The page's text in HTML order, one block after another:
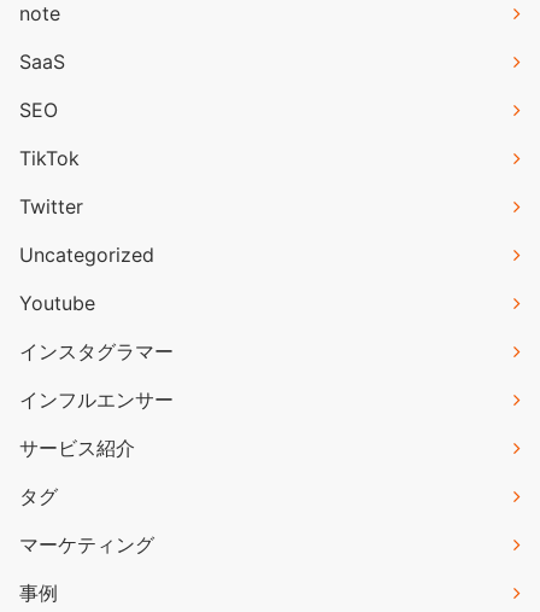
note
SaaS
SEO
TikTok
Twitter
Uncategorized
Youtube
インスタグラマー
インフルエンサー
サービス紹介
タグ
マーケティング
事例